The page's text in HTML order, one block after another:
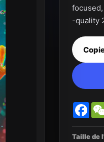
-quality
Taille de